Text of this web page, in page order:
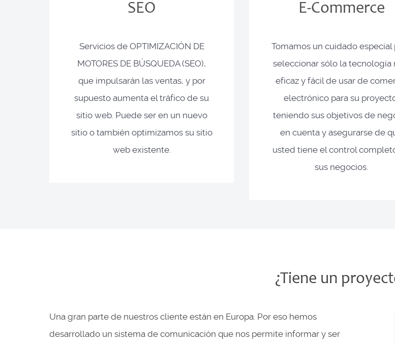
SEO
Servicios de OPTIMIZACIÓN DE
MOTORES DE BÚSQUEDA (SEO),
que impulsarán las ventas, y por
supuesto aumenta el tráfico de su
sitio web. Puede ser en un nuevo
sitio o también optimizamos su sitio
web existente.
E-Commerce
Tomamos un cuidado especial
seleccionar sólo la tecnología
eficaz y fácil de usar de
electrónico para su
teniendo sus objetivos de
en cuenta y asegurarse de
usted tiene el control
sus negocios.
¿Tiene un
Una gran parte de nuestros cliente están en Europa. Por eso hemos
desarrollado un sistema de comunicación que nos permite informar y ser